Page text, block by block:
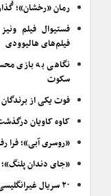
رمان «رخشان»؛
فیلم‌های هالیوودی
نگاهی به بازی
سکوت
فوت یکی از
کاوه کاویان
«روسری آبی»؛ فرا
«جای دندان
۲۰ سریال غیرانگلیسی‌زبان برگزیده سال‌های اخیر